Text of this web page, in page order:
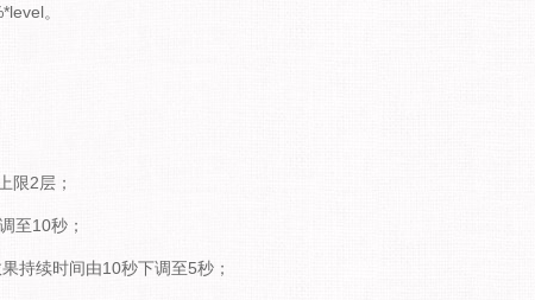
。
限2层；
至10秒；
持续时间由10秒下调至5秒；